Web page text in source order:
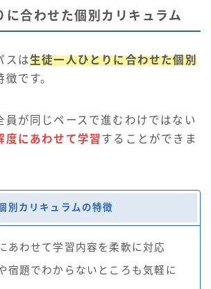
に合わせた個別カリキュラム
スは生徒一人ひとりに合わせた個別
徴です。
員が同じペースで進むわけではない
度にあわせて学習することができま
別カリキュラムの特徴
あわせて学習内容を柔軟に対応
宿題でわからないところも気軽に